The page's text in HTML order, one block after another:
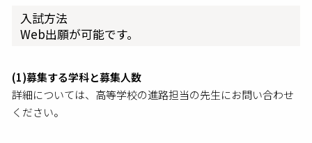
入試方法
Web出願が可能です。
(1)募集する学科と募集人数
詳細については、高等学校の進路担当の先生にお問い合わせ
ください。